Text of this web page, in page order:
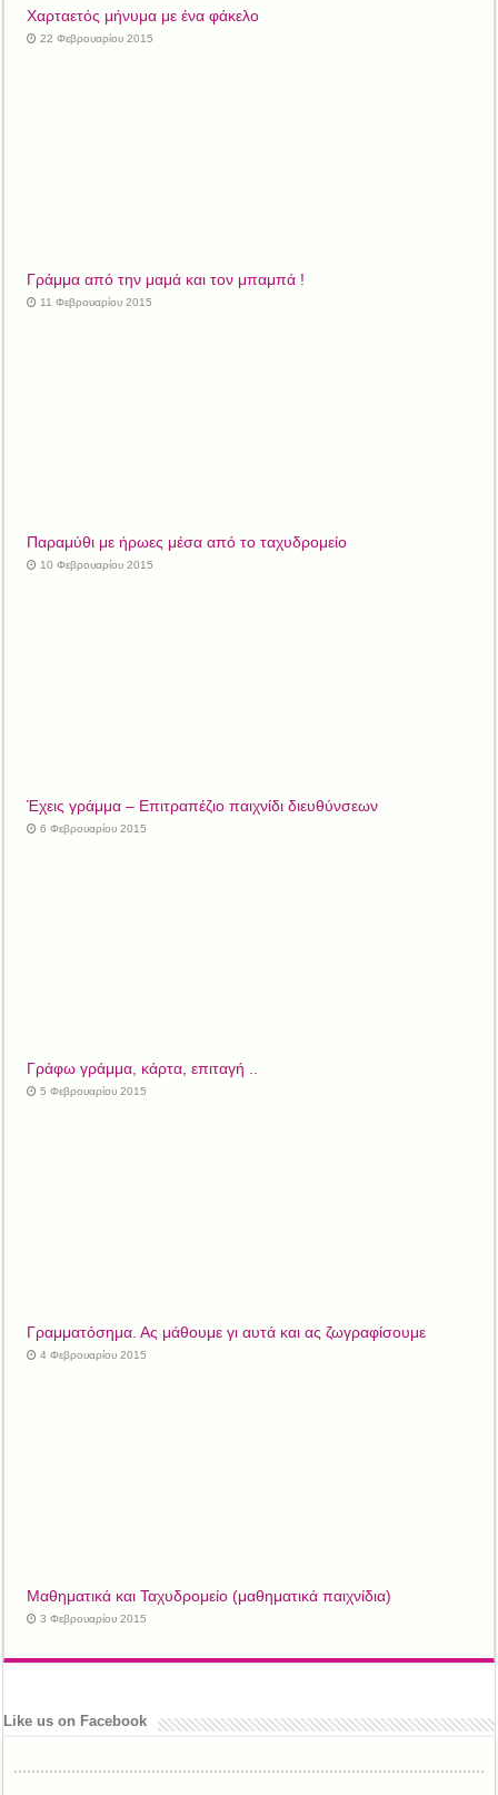
Χαρταετός μήνυμα με ένα φάκελο
22 Φεβρουαρίου 2015
Γράμμα από την μαμά και τον μπαμπά !
11 Φεβρουαρίου 2015
Παραμύθι με ήρωες μέσα από το ταχυδρομείο
10 Φεβρουαρίου 2015
Έχεις γράμμα – Επιτραπέζιο παιχνίδι διευθύνσεων
6 Φεβρουαρίου 2015
Γράφω γράμμα, κάρτα, επιταγή ..
5 Φεβρουαρίου 2015
Γραμματόσημα. Ας μάθουμε γι αυτά και ας ζωγραφίσουμε
4 Φεβρουαρίου 2015
Μαθηματικά και Ταχυδρομείο (μαθηματικά παιχνίδια)
3 Φεβρουαρίου 2015
Like us on Facebook